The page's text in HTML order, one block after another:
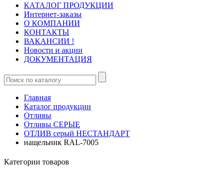
КАТАЛОГ ПРОДУКЦИИ
Интернет-заказы
О КОМПАНИИ
КОНТАКТЫ
ВАКАНСИИ !
Новости и акции
ДОКУМЕНТАЦИЯ
Главная
Каталог продукции
Отливы
Отливы СЕРЫЕ
ОТЛИВ серый НЕСТАНДАРТ
нащельник RAL-7005
Категории товаров